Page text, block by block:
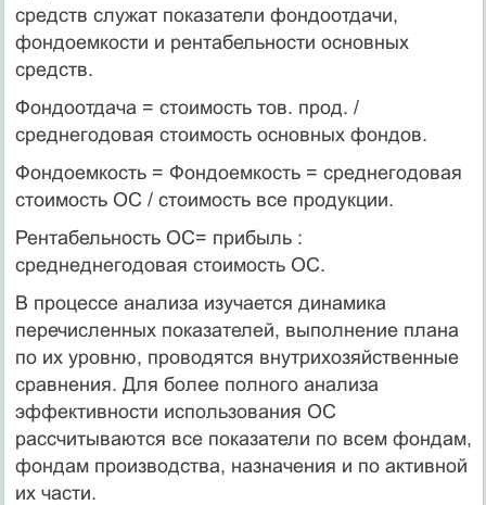
средств служат показатели фондоотдачи,
фондоемкости и рентабельности основных
средств.
Фондоотдача = стоимость тов. прод. /
среднегодовая стоимость основных фондов.
Фондоемкость = Фондоемкость = среднегодовая
стоимость ОС / стоимость все продукции.
Рентабельность ОС= прибыль :
среднеднегодовая стоимость ОС.
В процессе анализа изучается динамика
перечисленных показателей, выполнение плана
по их уровню, проводятся внутрихозяйственные
сравнения. Для более полного анализа
эффективности использования ОС
рассчитываются все показатели по всем фондам,
фондам производства, назначения и по активной
их части.